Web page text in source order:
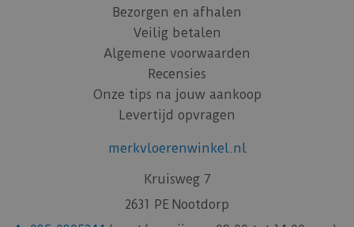
Bezorgen en afhalen
Veilig betalen
Algemene voorwaarden
Recensies
Onze tips na jouw aankoop
Levertijd opvragen
merkvloerenwinkel.nl
Kruisweg 7
2631 PE Nootdorp